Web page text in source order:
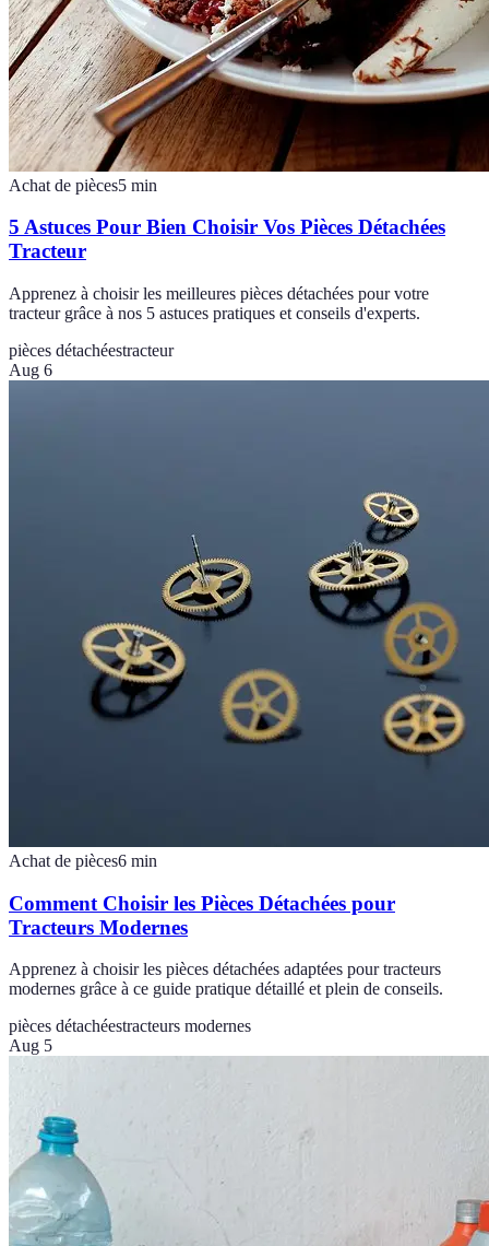
Achat de pièces5 min
5 Astuces Pour Bien Choisir Vos Pièces Détachées
Tracteur
Apprenez à choisir les meilleures pièces détachées pour votre
tracteur grâce à nos 5 astuces pratiques et conseils d'experts.
pièces détachéestracteur
Aug 6
Achat de pièces6 min
Comment Choisir les Pièces Détachées pour
Tracteurs Modernes
Apprenez à choisir les pièces détachées adaptées pour tracteurs
modernes grâce à ce guide pratique détaillé et plein de conseils.
pièces détachéestracteurs modernes
Aug 5